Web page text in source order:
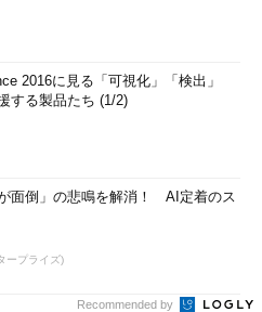
2016に見る「可視化」「検出」
する製品たち (1/2)
が面倒」の悲鳴を解消！ AI定着のス
ープライズ)
Recommended by